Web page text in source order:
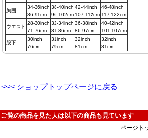
胸囲
34-36inch
86-91cm
38-40inch
96-102cm
42-44inch
107-112cm
46-48inch
117-122cm
ウエスト
28-30inch
71-76cm
32-34inch
81-86cm
36-38inch
86-97cm
40-42inch
101-107cm
股下
30inch
76cm
31inch
79cm
32inch
81cm
32inch
81cm
<<< ショップトップページに戻る
ご覧の商品を見た人は以下の商品も見ています
ページト